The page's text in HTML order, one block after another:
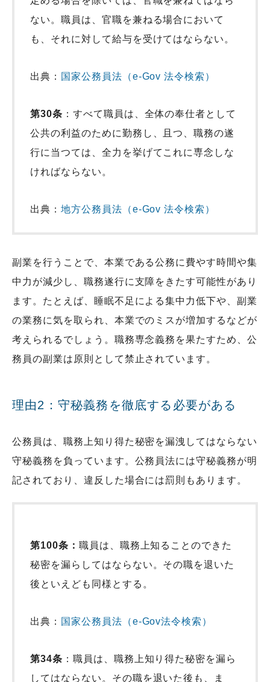
ない。職員は、官職を兼ねる場合において
も、それに対して給与を受けてはならない。
出典： 国家公務員法（e-Gov 法令検索）
第30条 ：すべて職員は、全体の奉仕者として
公共の利益のために勤務し、且つ、職務の遂
行に当つては、全力を挙げてこれに専念しな
ければならない。
出典： 地方公務員法（e-Gov 法令検索）
副業を行うことで、本業である公務に費やす時間や集
中力が減少し、職務遂行に支障をきたす可能性があり
ます。たとえば、睡眠不足による集中力低下や、副業
の業務に気を取られ、本業でのミスが増加するなどが
考えられるでしょう。職務専念義務を果たすため、公
務員の副業は原則として禁止されています。
理由2：守秘義務を徹底する必要がある
公務員は、職務上知り得た秘密を漏洩してはならない
守秘義務を負っています。公務員法には守秘義務が明
記されており、違反した場合には罰則もあります。
第100条： 職員は、職務上知ることのできた
秘密を漏らしてはならない。その職を退いた
後といえども同様とする。
出典： 国家公務員法（e-Gov法令検索）
第34条 ：職員は、職務上知り得た秘密を漏ら
してはならない。その職を退いた後も、ま